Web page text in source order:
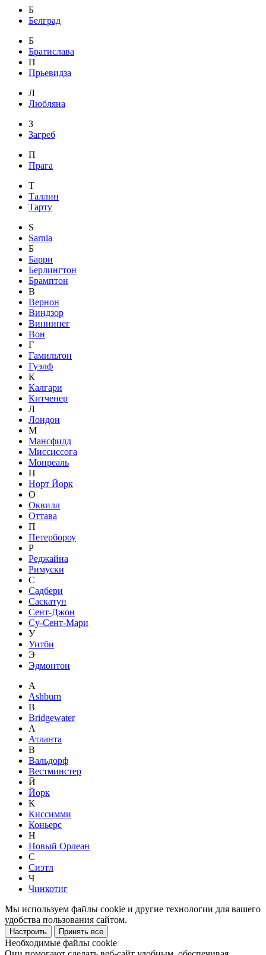
Б
Белград
Б
Братислава
П
Прьевидза
Л
Любляна
З
Загреб
П
Прага
Т
Таллин
Тарту
S
Sarnia
Б
Барри
Берлингтон
Брамптон
В
Вернон
Виндзор
Виннипег
Вон
Г
Гамильтон
Гуэлф
К
Калгари
Китченер
Л
Лондон
М
Мансфилд
Миссиссога
Монреаль
Н
Норт Йорк
О
Оквилл
Оттава
П
Петербороу
Р
Реджайна
Римуски
С
Садбери
Саскатун
Сент-Джон
Су-Сент-Мари
У
Уитби
Э
Эдмонтон
A
Ashburn
B
Bridgewater
А
Атланта
В
Вальдорф
Вестминстер
Й
Йорк
К
Киссимми
Коньерс
Н
Новый Орлеан
С
Сиэтл
Ч
Чинкотиг
Мы используем файлы cookie и другие технологии для вашего
удобства пользования сайтом.
Настроить Принять все
Необходимые файлы cookie